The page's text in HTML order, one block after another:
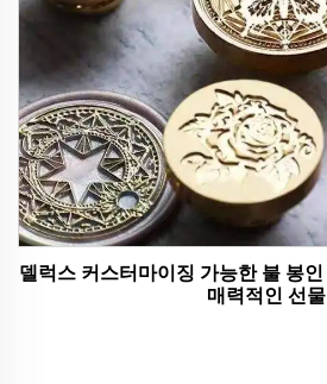
델럭스 커스터마이징 가능한 불 봉인 키트 장인 문예품 집합
매력적인 선물